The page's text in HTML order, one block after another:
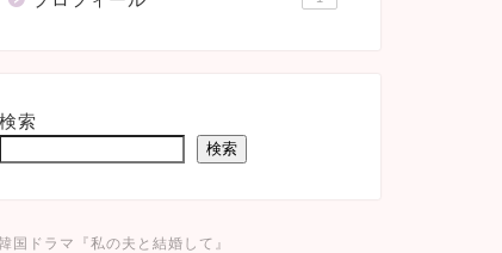
検索
検索
国ドラマ『私の夫と結婚して』